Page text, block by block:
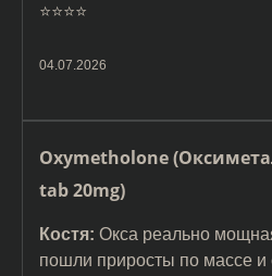
⭐️⭐️⭐️⭐️
04.07.2026
Oxymetholone
tab 20mg)
Костя: Окса реально
пошли приросты по массе и